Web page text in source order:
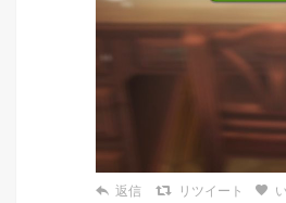
返信 リツイート